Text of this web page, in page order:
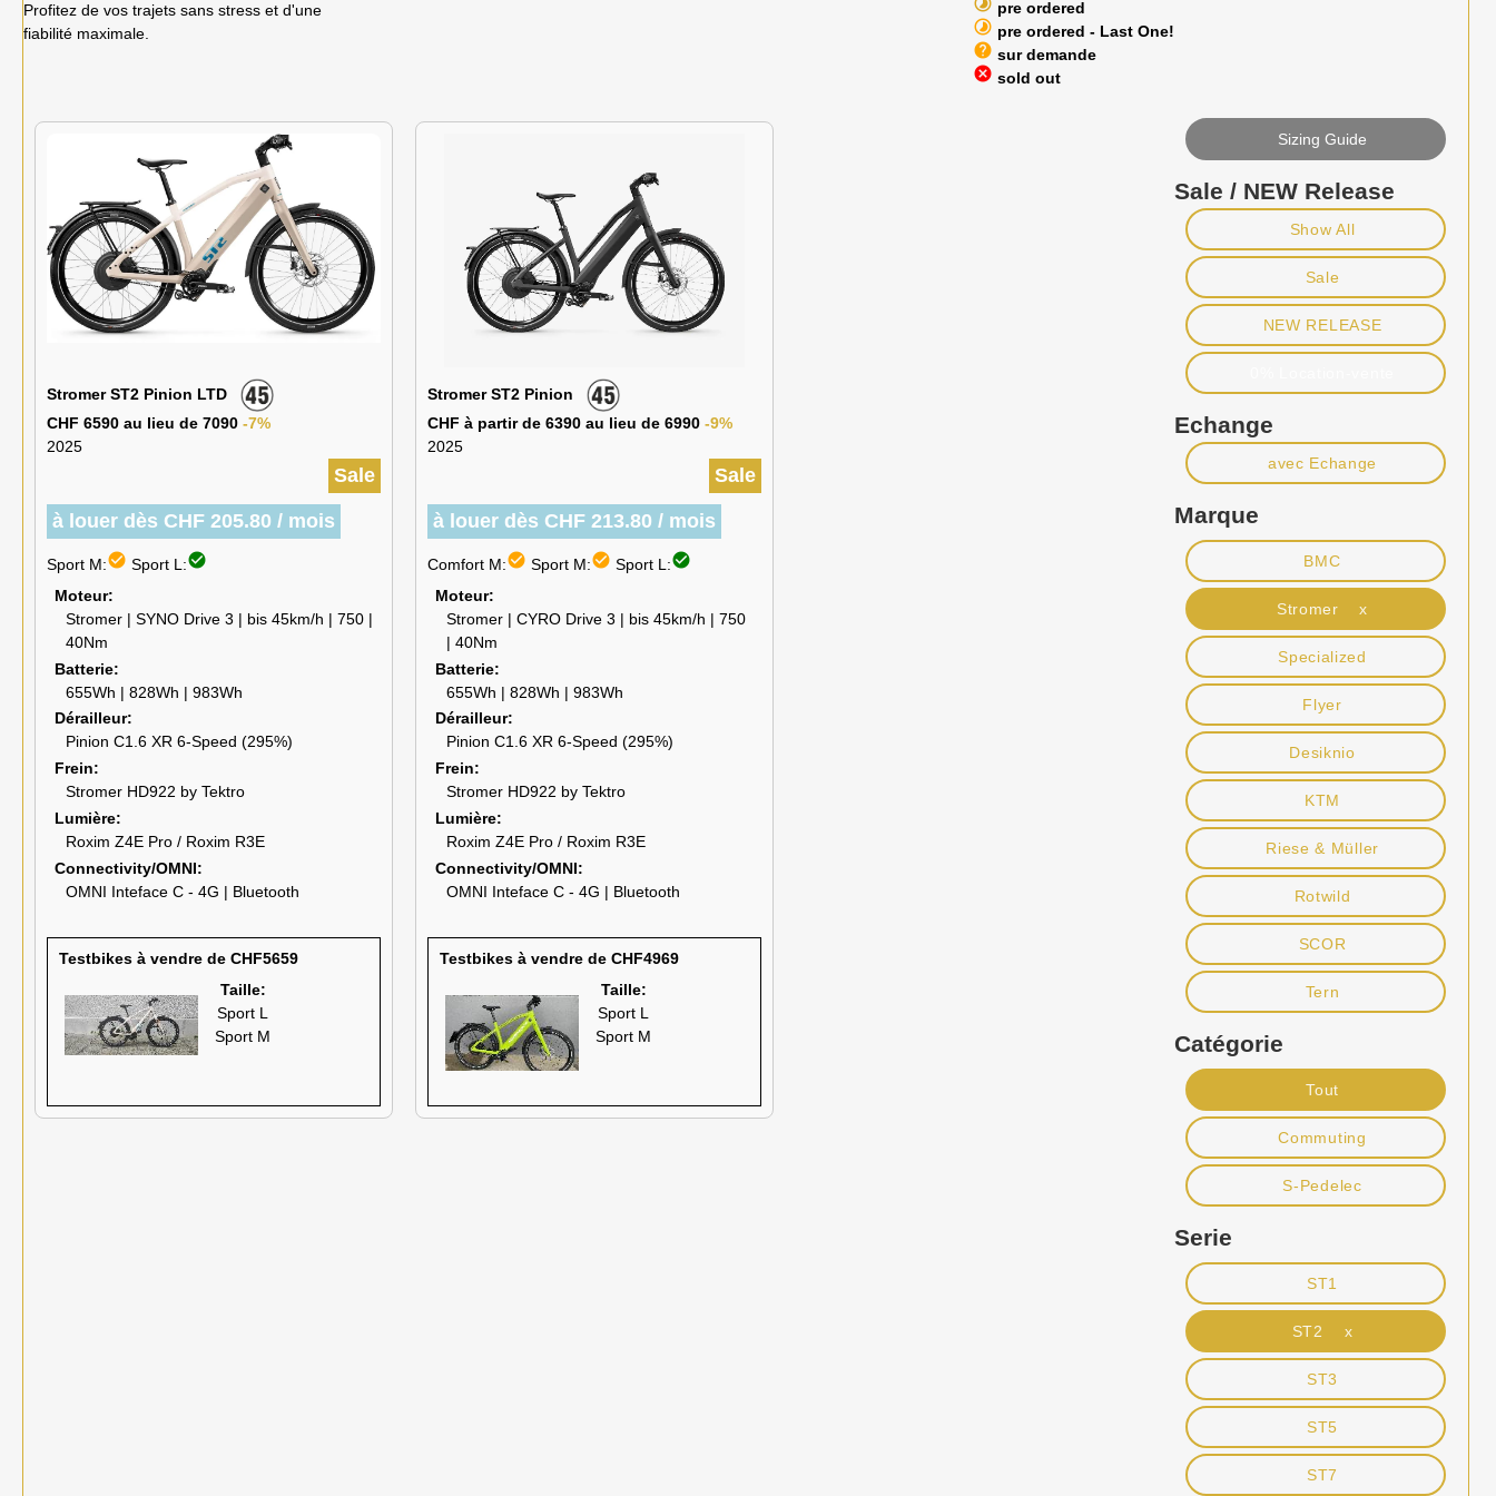
Profitez de vos trajets sans stress et d'une
fiabilité maximale.
pre ordered
timelapse pre ordered - Last One!
help sur demande
cancel sold out
Stromer ST2 Pinion LTD
CHF 6590 au lieu de 7090 -7%
2025
Sale
à louer dès CHF 205.80 / mois
Sport M:check_circle Sport L:check_circle
Moteur
Stromer | SYNO Drive 3 | bis 45km/h | 750 |
40Nm
Batterie
655Wh | 828Wh | 983Wh
Dérailleur
Pinion C1.6 XR 6-Speed (295%)
Frein
Stromer HD922 by Tektro
Lumière
Roxim Z4E Pro / Roxim R3E
Connectivity/OMNI
OMNI Inteface C - 4G | Bluetooth
Testbikes à vendre de CHF5659
Taille:
Sport L
Sport M
Stromer ST2 Pinion
CHF à partir de 6390 au lieu de 6990 -9%
2025
Sale
à louer dès CHF 213.80 / mois
Comfort M:check_circle Sport M:check_circle Sport L:check_circle
Moteur
Stromer | CYRO Drive 3 | bis 45km/h | 750
| 40Nm
Batterie
655Wh | 828Wh | 983Wh
Dérailleur
Pinion C1.6 XR 6-Speed (295%)
Frein
Stromer HD922 by Tektro
Lumière
Roxim Z4E Pro / Roxim R3E
Connectivity/OMNI
OMNI Inteface C - 4G | Bluetooth
Testbikes à vendre de CHF4969
Taille:
Sport L
Sport M
Sizing Guide
Sale / NEW Release
Show All
Sale
NEW RELEASE
Echange
avec Echange
Marque
BMC
Stromer x
Specialized
Flyer
Desiknio
KTM
Riese & Müller
Rotwild
SCOR
Tern
Catégorie
Tout
Commuting
S-Pedelec
Serie
ST1
ST2 x
ST3
ST5
ST7